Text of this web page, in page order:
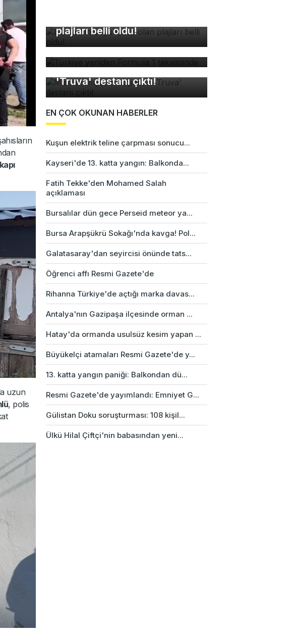
uzun
, polis
plajları belli oldu!
Türkiye yeniden Formula 1
takviminde
Mısır mumyasının içinden
'Truva' destanı çıktı!
EN ÇOK OKUNAN HABERLER
Kuşun elektrik teline çarpması sonucu...
Kayseri'de 13. katta yangın: Balkonda...
Fatih Tekke'den Mohamed Salah
açıklaması
Bursalılar dün gece Perseid meteor ya...
Bursa Arapşükrü Sokağı'nda kavga! Pol...
Galatasaray'dan seyircisi önünde tats...
Öğrenci affı Resmi Gazete'de
Rihanna Türkiye'de açtığı marka davas...
Antalya'nın Gazipaşa ilçesinde orman ...
Hatay'da ormanda usulsüz kesim yapan ...
Büyükelçi atamaları Resmi Gazete'de y...
13. katta yangın paniği: Balkondan dü...
Resmi Gazete'de yayımlandı: Emniyet G...
Gülistan Doku soruşturması: 108 kişil...
Ülkü Hilal Çiftçi'nin babasından yeni...